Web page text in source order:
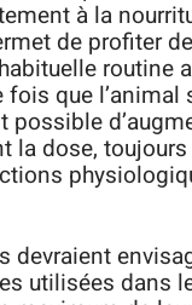
à la
de profiter
routine
que l’animal
possible
la dose,
devraient
utilisées dans